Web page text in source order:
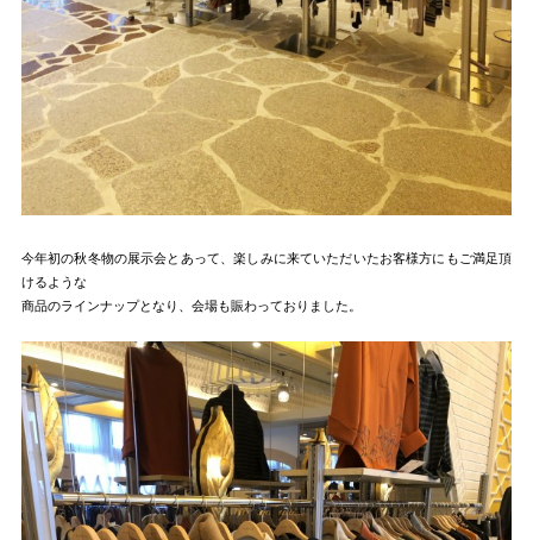
今年初の秋冬物の展示会とあって、楽しみに来ていただいたお客様方にもご満足頂
けるような
商品のラインナップとなり、会場も賑わっておりました。